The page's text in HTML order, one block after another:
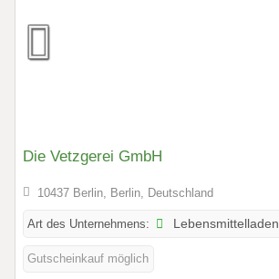
Die Vetzgerei GmbH
10437 Berlin, Berlin, Deutschland
Art des Unternehmens: Lebensmittelladen
Gutscheinkauf möglich